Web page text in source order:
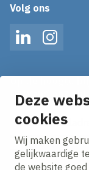
Deze
cookies
Wij maken
gelijkwaardige
de website
Volg ons
LinkedIn
Ontvang onze
E-mailadres
Ik ga akkoord